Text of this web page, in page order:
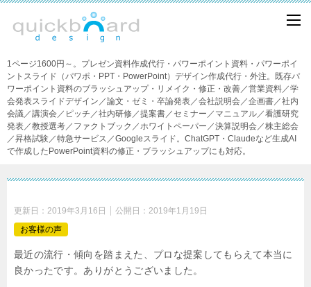
1ページ1600円～。プレゼン資料作成代行・パワーポイント資料・パワーポイ
ントスライド（パワポ・PPT・PowerPoint）デザイン作成代行・外注。既存パ
ワーポイント資料のブラッシュアップ・リメイク・修正・改善／営業資料／学
会発表スライドデザイン／論文・ゼミ・卒論発表／会社説明会／企画書／社内
会議／講演会／ピッチ／社内研修／提案書／セミナー／マニュアル／看護研究
発表／教授選考／ファクトブック／ホワイトペーパー／決算説明会／株主総会
／昇格試験／特急サービス／Googleスライド。ChatGPT・Claudeなど生成AI
で作成したPowerPoint資料の修正・ブラッシュアップにも対応。
更新日： 2019年3月16日 公開日： 2019年1月19日
お客様の声
最近の流行・傾向を踏まえた、プロな提案してもらえて本当に
良かったです。ありがとうございました。